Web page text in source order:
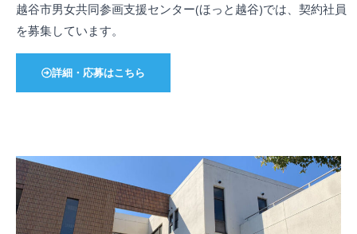
越谷市男女共同参画支援センター(ほっと越谷)では、 契約社員
を募集しています。
詳細・応募はこちら